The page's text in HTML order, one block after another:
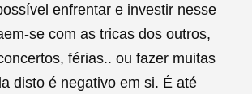
enfrentar e investir nesse
se com as tricasdos outros,
férias.. ou fazer muitas
disto é negativo em si. É até